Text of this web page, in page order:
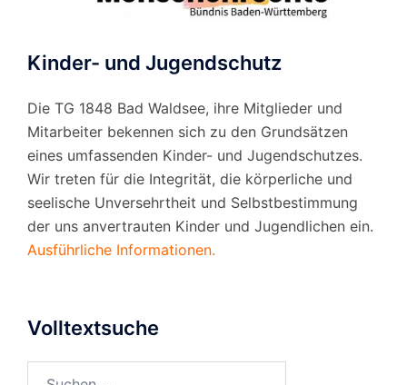
Kinder- und Jugendschutz
Die TG 1848 Bad Waldsee, ihre Mitglieder und
Mitarbeiter bekennen sich zu den Grundsätzen
eines umfassenden Kinder- und Jugendschutzes.
Wir treten für die Integrität, die körperliche und
seelische Unversehrtheit und Selbstbestimmung
der uns anvertrauten Kinder und Jugendlichen ein.
Ausführliche Informationen.
Volltextsuche